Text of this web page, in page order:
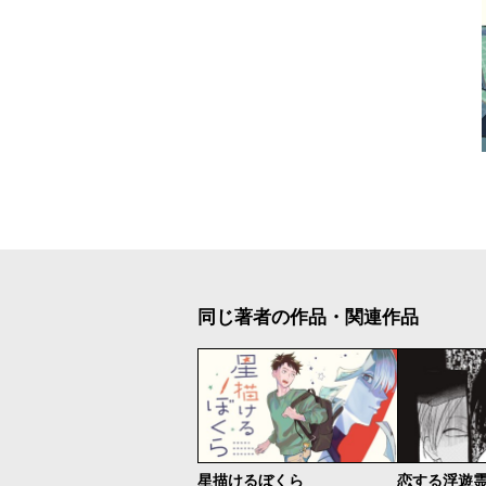
同じ著者の作品・関連作品
星描けるぼくら 恋する浮遊